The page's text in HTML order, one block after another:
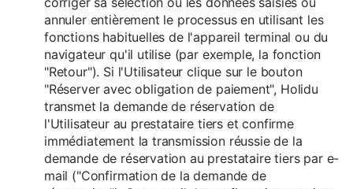
annuler entièrement le processus en utilisant les
fonctions habituelles de l'appareil terminal ou du
navigateur qu'il utilise (par exemple, la fonction
"Retour"). Si l'Utilisateur clique sur le bouton
"Réserver avec obligation de paiement", Holidu
transmet la demande de réservation de
l'Utilisateur au prestataire tiers et confirme
immédiatement la transmission réussie de la
demande de réservation au prestataire tiers par e-
mail ("Confirmation de la demande de